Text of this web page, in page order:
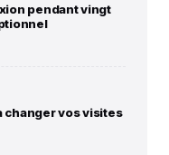
pendant vingt
changer vos visites